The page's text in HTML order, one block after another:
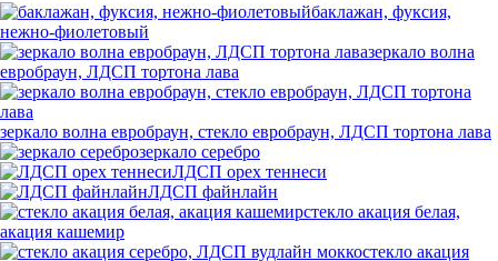
баклажан, фуксия,
нежно-фиолетовый
зеркало волна
евробраун, ЛДСП тортона лава
зеркало волна евробраун, стекло евробраун, ЛДСП тортона лава
зеркало серебро
ЛДСП орех теннеси
ЛДСП файнлайн
стекло акация белая,
акация кашемир
стекло акация